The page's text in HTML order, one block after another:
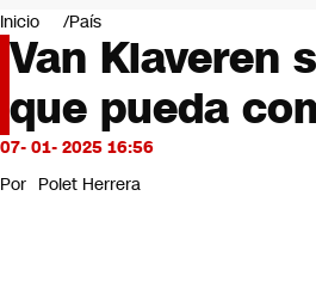
Mundo
Negocios
Deportes
Programas completos
Cultura
Servicios
Bits
CNN Data
Inicio País
Van Klaveren
que pueda
07- 01- 2025 16:56
Por Polet Herrera